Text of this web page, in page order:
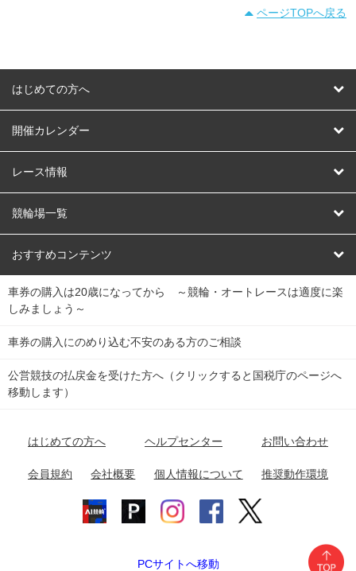
ページTOPへ戻る
はじめての方へ
はじめての方へ
開催カレンダー
競輪
オートレース
競輪くじ
Dokanto!
チャリロトプラザ
レース情報
レース予想
レース結果
キャリーオーバー一覧
競輪場一覧
北日本 函館競輪場
関
東
弥彦競輪場 前橋競輪場 取手競輪場 宇都宮競輪場
関
東
小田原競輪場
名古屋競輪場 岐阜競輪場 大垣競輪場 豊橋競輪場
富山競輪場 松阪競輪場 四日市競輪場
福井競輪場 奈良競輪場 向日町競輪場
おすすめコンテンツ
競輪選手情報
Perfecta Navi
netkeirin
車券の購入は20歳になってから ～競輪・オートレースは適度に楽
しみましょう～
車券の購入にのめり込む不安のある方のご相談
公営競技の払戻金を受けた方へ（クリックすると国税庁のページへ
移動します）
はじめての方へ ヘルプセンター お問い合わせ
会員規約 会社概要 個人情報について 推奨動作環境
PCサイトへ移動